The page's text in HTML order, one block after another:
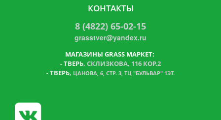
КОНТАКТЫ
8 (4822) 65-02-15
grasstver@yandex.ru
МАГАЗИНЫ GRASS МАРКЕТ:
-ТВЕРЬ, СКЛИЗКОВА, 116 КОР.2
- ТВЕРЬ, ЦАНОВА, 6, СТР. 3, ТЦ "БУЛЬВАР" 1ЭТ.